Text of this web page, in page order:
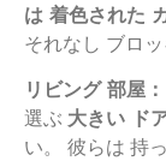
は 着色された
それなし ブロ
リビング 部屋：
選ぶ 大きい ド
い。 彼らは 持